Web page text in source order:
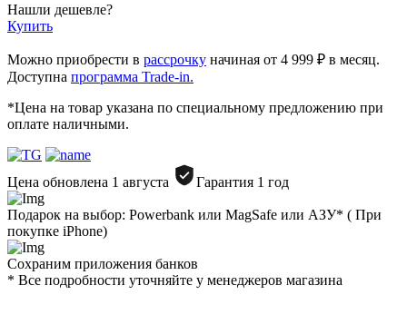
Нашли дешевле?
Купить
Можно приобрести в рассрочку начиная от 4 999 ₽ в месяц.
Доступна программа Trade-in.
*Цена на товар указана по специальному предложению при
оплате наличными.
Цена обновлена 1 августа Гарантия 1 год
Подарок на выбор: Powerbank или MagSafe или AЗУ* ( При
покупке iPhone)
Сохраним приложения банков
* Все подробности уточняйте у менеджеров магазина